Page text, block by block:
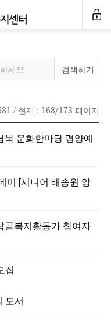
/ 현재 : 168/173 페이지
북 문화한마당 평양예
미 [시니어 배송원 양
골복지활동가 참여자
집
도서